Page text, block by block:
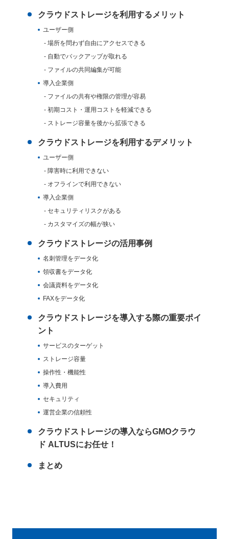
クラウドストレージを利用するメリット
ユーザー側
場所を問わず自由にアクセスできる
自動でバックアップが取れる
ファイルの共同編集が可能
導入企業側
ファイルの共有や権限の管理が容易
初期コスト・運用コストを軽減できる
ストレージ容量を後から拡張できる
クラウドストレージを利用するデメリット
ユーザー側
障害時に利用できない
オフラインで利用できない
導入企業側
セキュリティリスクがある
カスタマイズの幅が狭い
クラウドストレージの活用事例
名刺管理をデータ化
領収書をデータ化
会議資料をデータ化
FAXをデータ化
クラウドストレージを導入する際の重要ポイ
ント
サービスのターゲット
ストレージ容量
操作性・機能性
導入費用
セキュリティ
運営企業の信頼性
クラウドストレージの導入ならGMOクラウ
ド ALTUSにお任せ！
まとめ